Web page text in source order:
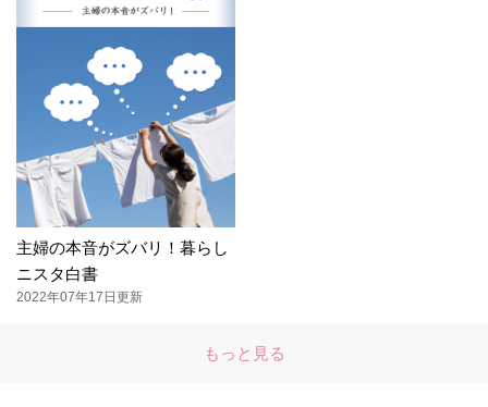
主婦の本音がズバリ！暮らし
ニスタ白書
2022年07年17日更新
もっと見る